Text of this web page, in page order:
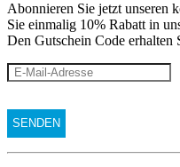
Abonnieren Sie jetzt unseren
Sie einmalig 10% Rabatt in
Den Gutschein Code erhalten